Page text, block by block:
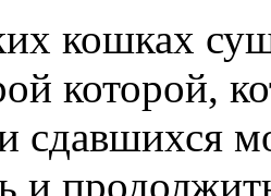
кошках
которой,
сдавшихся
и